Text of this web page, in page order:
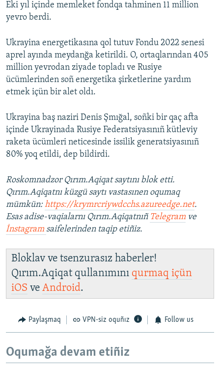
Eki yıl içinde memleket fondqa tahminen 11 million
yevro berdi.
Ukrayina energetikasına qol tutuv Fondu 2022 senesi
aprel ayında meydanğa ketirildi. O, ortaqlarından 405
million yevrodan ziyade topladı ve Rusiye
ücümlerinden soñ energetika şirketlerine yardım
etmek içün bir alet oldı.
Ukrayina baş naziri Denis Şmığal, soñki bir qaç afta
içinde Ukrayinada Rusiye Federatsiyasınıñ kütleviy
raketa ücümleri neticesinde issilik generatsiyasınıñ
80% yoq etildi, dep bildirdi.
Roskomnadzor Qırım.Aqiqat saytını blok etti.
Qırım.Aqiqatnı küzgü saytı vastasınen oqumaq
mümkün:https://krymrcriywdcchs.azureedge.net.
Esas adise-vaqialarnı Qırım.Aqiqatnıñ Telegram ve
İnstagram saifelerinden taqip etiñiz.
Bloklav ve tsenzurasız haberler!
Qırım.Aqiqat qullanımını qurmaq içün
iOS ve Android.
Paylaşmaq VPN-siz oquñız Follow us
Oqumağa devam etiñiz